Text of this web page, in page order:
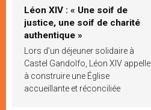
Léon XIV : « Une soif de
justice, une soif de charité
authentique »
Lors d’un déjeuner solidaire à
Castel Gandolfo, Léon XIV appelle
à construire une Église
accueillante et réconciliée